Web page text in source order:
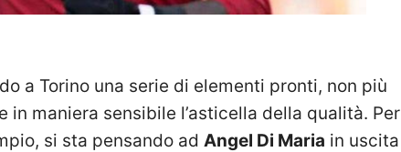
a Torino una serie di elementi pronti, non più
maniera sensibile l’asticella della qualità. Per
si sta pensando ad Angel Di Maria in uscita